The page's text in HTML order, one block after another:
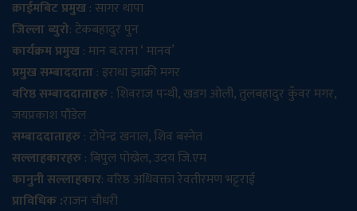
क्राईमबिट प्रमुख: सागर थापा
जिल्ला ब्युरो: टेकबहादुर पुन
कार्यक्रम प्रमुख: मान ब.राना ‘ मानव’
प्रमुख सम्बाददाता: इराधा झाक्री मगर
वरिष्ठ सम्बाददाताहरु: शिवराज पन्थी, खडग ओली, तुलबहादुर कुँवर मगर,
जयप्रकाश पौडेल
सम्बाददाताहरु: टोपेन्द्र खनाल, शिव बस्नेत
सल्लाहकारहरु: बिपुल पोख्रेल, उदय जि.एम
कानुनी सल्लाहकार: वरिष्ठ अधिवक्ता रेवतीरमण भट्टराई
प्राविधिक :राजन चौधरी